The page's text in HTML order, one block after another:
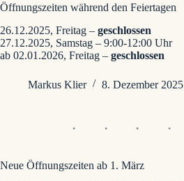
Öffnungszeiten während den Feiertagen
26.12.2025, Freitag – geschlossen
27.12.2025, Samstag – 9:00-12:00 Uhr
ab 02.01.2026, Freitag – geschlossen
Markus Klier 8. Dezember 2025
Neue Öffnungszeiten ab 1. März